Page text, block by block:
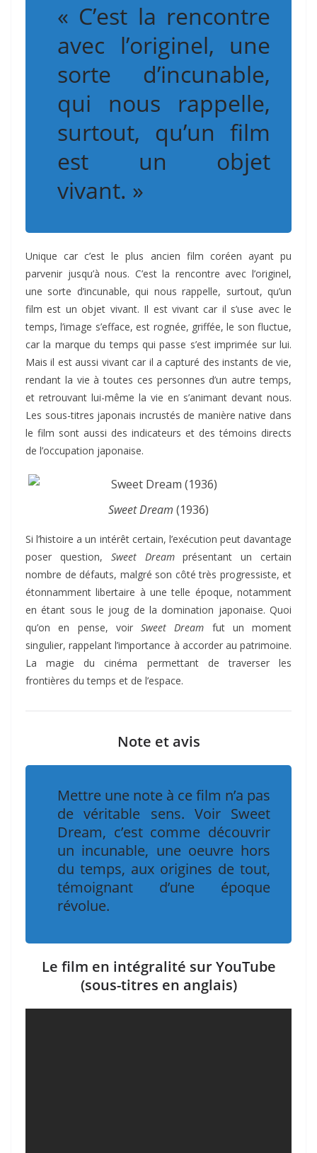
« C’est la rencontre
avec l’originel, une
sorte d’incunable,
qui nous rappelle,
surtout, qu’un film
est un objet
vivant. »
Unique car c’est le plus ancien film coréen ayant pu
parvenir jusqu’à nous. C’est la rencontre avec l’originel,
une sorte d’incunable, qui nous rappelle, surtout, qu’un
film est un objet vivant. Il est vivant car il s’use avec le
temps, l’image s’efface, est rognée, griffée, le son fluctue,
car la marque du temps qui passe s’est imprimée sur lui.
Mais il est aussi vivant car il a capturé des instants de vie,
rendant la vie à toutes ces personnes d’un autre temps,
et retrouvant lui-même la vie en s’animant devant nous.
Les sous-titres japonais incrustés de manière native dans
le film sont aussi des indicateurs et des témoins directs
de l’occupation japonaise.
Sweet Dream (1936)
Si l’histoire a un intérêt certain, l’exécution peut davantage
poser question, Sweet Dreamprésentant un certain
nombre de défauts, malgré son côté très progressiste, et
étonnamment libertaire à une telle époque, notamment
en étant sous le joug de la domination japonaise. Quoi
qu’on en pense, voir Sweet Dream fut un moment
singulier, rappelant l’importance à accorder au patrimoine.
La magie du cinéma permettant de traverser les
frontières du temps et de l’espace.
Note et avis
Mettre une note à ce film n’a pas
de véritable sens. Voir Sweet
Dream, c’est comme découvrir
un incunable, une oeuvre hors
du temps, aux origines de tout,
témoignant d’une époque
révolue.
Le film en intégralité sur YouTube
(sous-titres en anglais)